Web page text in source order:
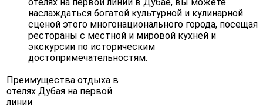
наслаждаться богатой культурной и кулинарной
сценой этого многонационального города, посещая
рестораны с местной и мировой кухней и
экскурсии по историческим
достопримечательностям.
Преимущества отдыха в
отелях Дубая на первой
линии